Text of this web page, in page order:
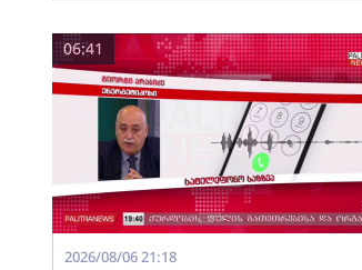
06:41
2026/08/06 21:18